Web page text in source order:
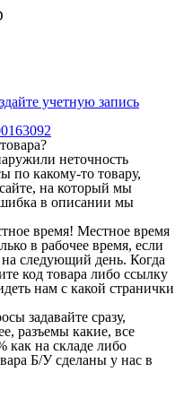
учетную запись
неточность
по какому-то товару,
на который мы
в описании мы
время! Местное время
в рабочее время, если
следующий день. Когда
код товара либо ссылку
нам с какой странички
задавайте сразу,
разъемы какие, все
как на складе либо
Б/У сделаны у нас в